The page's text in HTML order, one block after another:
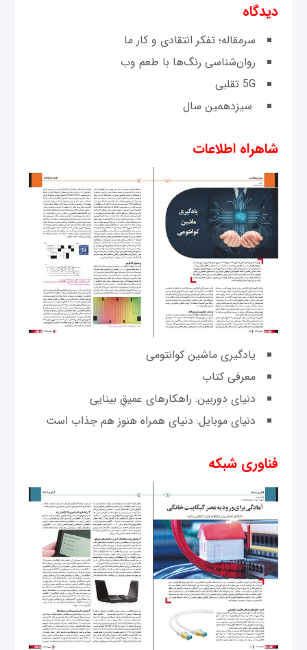
دیدگاه
سرمقاله؛ تفکر انتقادی و کار ما
روان‌شناسی رنگ‌ها با طعم وب
5G تقلبی
سیزدهمین سال
شاهراه اطلاعات
یادگیری ماشین کوانتومی
معرفی کتاب
دنیای دوربین: راهکارهای عمیقِ بینایی
دنیای موبایل: دنیای همراه هنوز هم جذاب است
فناوری شبکه